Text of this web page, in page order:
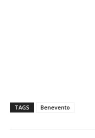
TAGS Benevento